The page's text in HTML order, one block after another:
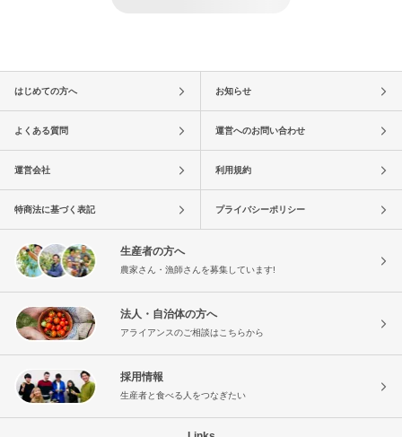
はじめての方へ お知らせ
よくある質問 運営へのお問い合わせ
運営会社 利用規約
特商法に基づく表記 プライバシーポリシー
生産者の方へ
農家さん・漁師さんを募集しています!
法人・自治体の方へ
アライアンスのご相談はこちらから
採用情報
生産者と食べる人をつなぎたい